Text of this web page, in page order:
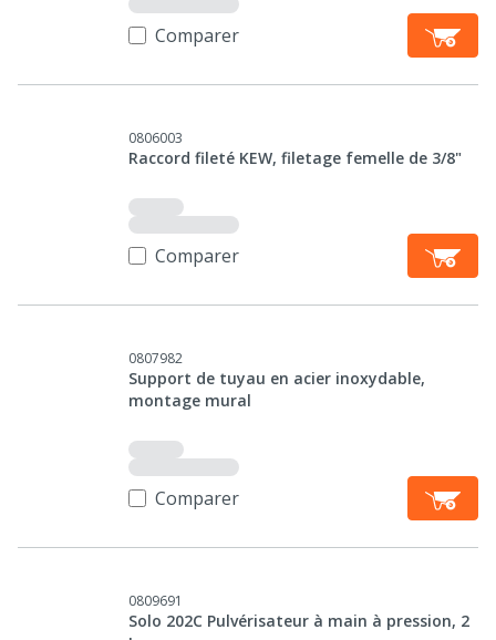
Comparer
0806003
Raccord fileté KEW, filetage femelle de 3/8"
Comparer
0807982
Support de tuyau en acier inoxydable,
montage mural
Comparer
0809691
Solo 202C Pulvérisateur à main à pression, 2